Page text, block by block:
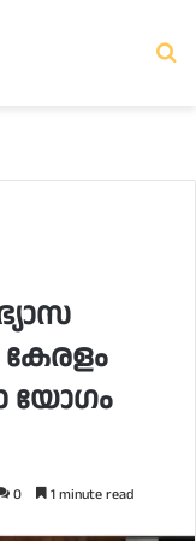
യോഗം
0 1 minute read